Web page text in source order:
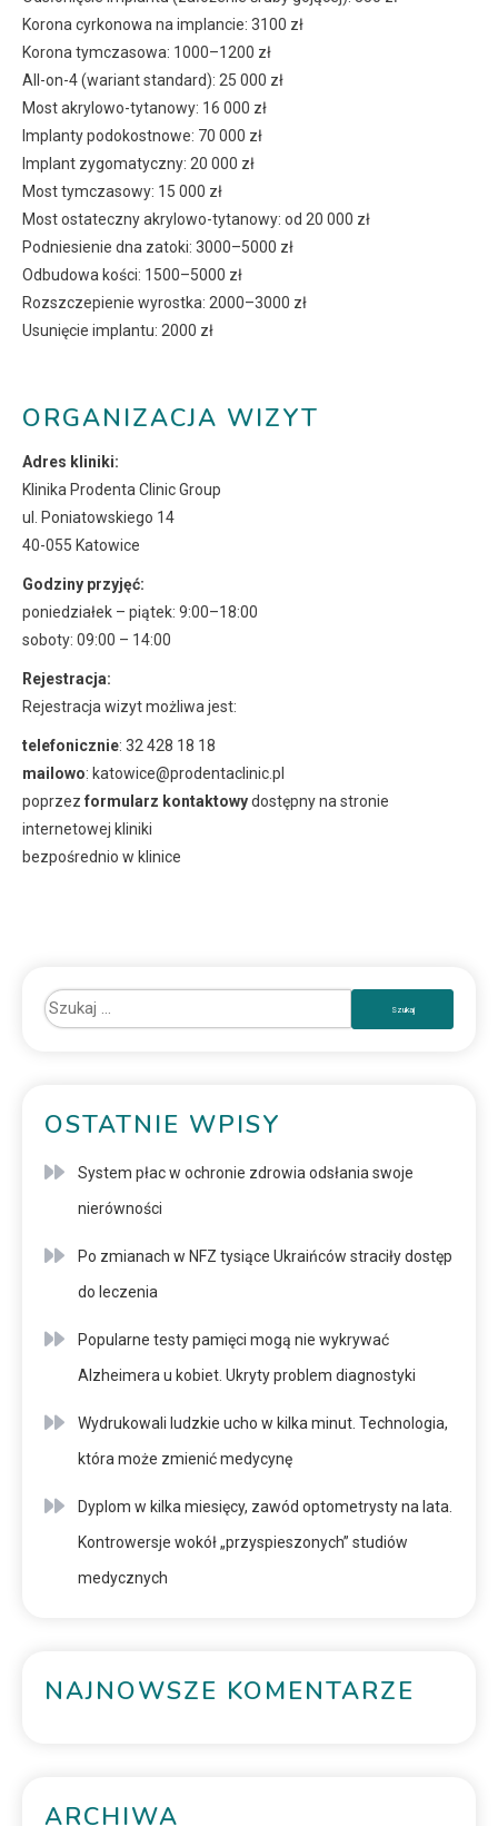
Korona cyrkonowa na implancie: 3100 zł
Korona tymczasowa: 1000–1200 zł
All-on-4 (wariant standard): 25 000 zł
Most akrylowo-tytanowy: 16 000 zł
Implanty podokostnowe: 70 000 zł
Implant zygomatyczny: 20 000 zł
Most tymczasowy: 15 000 zł
Most ostateczny akrylowo-tytanowy: od 20 000 zł
Podniesienie dna zatoki: 3000–5000 zł
Odbudowa kości: 1500–5000 zł
Rozszczepienie wyrostka: 2000–3000 zł
Usunięcie implantu: 2000 zł
ORGANIZACJA WIZYT
Adres kliniki:
Klinika Prodenta Clinic Group
ul. Poniatowskiego 14
40-055 Katowice
Godziny przyjęć:
poniedziałek – piątek: 9:00–18:00
soboty: 09:00 – 14:00
Rejestracja:
Rejestracja wizyt możliwa jest:
telefonicznie: 32 428 18 18
mailowo: katowice@prodentaclinic.pl
poprzez formularz kontaktowydostępny na stronie
internetowej kliniki
bezpośrednio w klinice
OSTATNIE WPISY
System płac w ochronie zdrowia odsłania swoje
nierówności
Po zmianach w NFZ tysiące Ukraińców straciły dostęp
do leczenia
Popularne testy pamięci mogą nie wykrywać
Alzheimera u kobiet. Ukryty problem diagnostyki
Wydrukowali ludzkie ucho w kilka minut. Technologia,
która może zmienić medycynę
Dyplom w kilka miesięcy, zawód optometrysty na lata.
Kontrowersje wokół „przyspieszonych” studiów
medycznych
NAJNOWSZE KOMENTARZE
ARCHIWA